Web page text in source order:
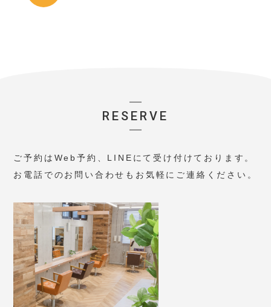
RESERVE
ご予約はWeb予約、LINEにて受け付けております。
お電話でのお問い合わせもお気軽にご連絡ください。